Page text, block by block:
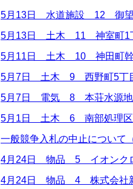
5月13日 水道施設 12 御望
5月13日 土木 11 神室町1
5月11日 土木 10 神田町幹
5月7日 土木 9 西野町5丁目
5月7日 電気 8 本荘水源地2
5月1日 土木 6 南部処理区
一般競争入札の中止につい
4月24日 物品 5 イオンク
4月24日 物品 4 株式会社